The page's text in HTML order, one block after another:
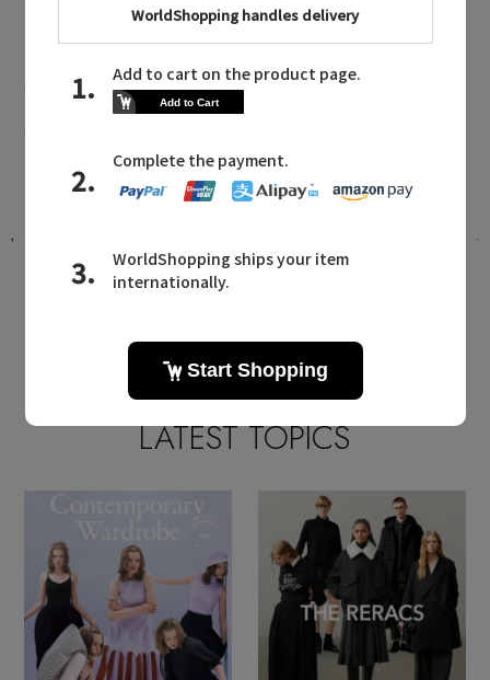
ZERMATT NEWS
ツェルマットに関連するニュース
【再生産】シーズン問わず活躍！パッ
2025.12.04 UP
LATEST TOPICS